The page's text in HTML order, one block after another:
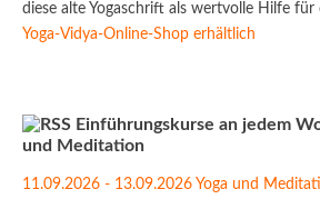
diese alte Yogaschrift als wertvolle Hilfe für
Yoga-Vidya-Online-Shop erhältlich
Einführungskurse an jedem
und Meditation
11.09.2026 - 13.09.2026 Yoga und